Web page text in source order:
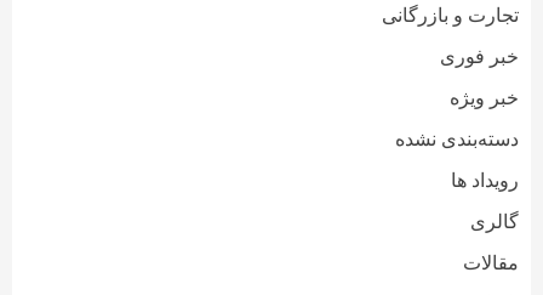
تجارت و بازرگانی
خبر فوری
خبر ویژه
دسته‌بندی نشده
رویداد ها
گالری
مقالات